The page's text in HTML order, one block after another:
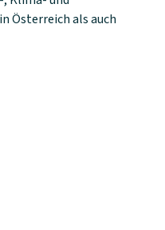
Österreich als auch